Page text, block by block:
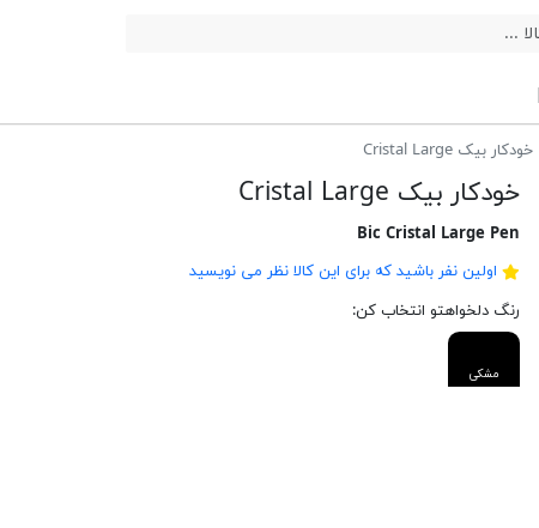
خودکار بیک Cristal Large
خودکار بیک Cristal Large
Bic Cristal Large Pen
اولین نفر باشید که برای این کالا نظر می نویسید
رنگ دلخواهتو انتخاب کن:
مشکی